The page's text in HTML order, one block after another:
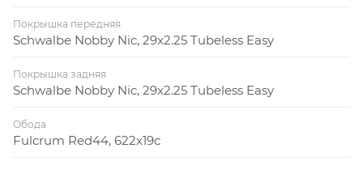
Покрышка передняя
Schwalbe Nobby Nic, 29x2.25 Tubeless Easy
Покрышка задняя
Schwalbe Nobby Nic, 29x2.25 Tubeless Easy
Обода
Fulcrum Red44, 622x19c